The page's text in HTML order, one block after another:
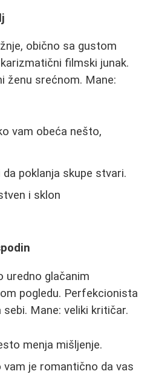
obično sa gustom
filmski junak.
ženu srećnom. Mane:
vam obeća nešto,
poklanja skupe stvari.
i sklon
uredno glačanim
pogledu. Perfekcionista
Mane: veliki kritičar.
menja mišljenje.
vam je romantično da vas